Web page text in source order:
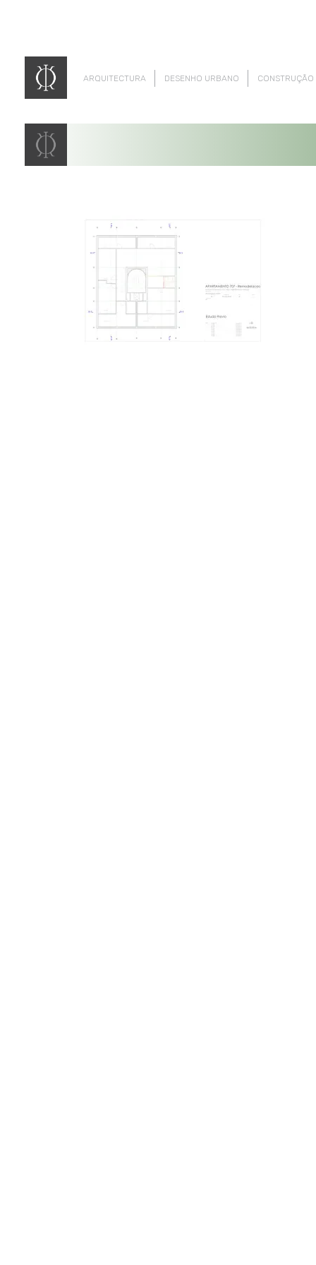
ARQUITECTURA DESENHO URBANO CONSTRUÇÃO